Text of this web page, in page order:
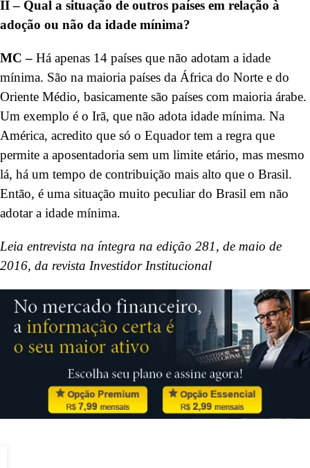
II – Qual a situação de outros países em relação à
adoção ou não da idade mínima?
MC – Há apenas 14 países que não adotam a idade
mínima. São na maioria países da África do Norte e do
Oriente Médio, basicamente são países com maioria árabe.
Um exemplo é o Irã, que não adota idade mínima. Na
América, acredito que só o Equador tem a regra que
permite a aposentadoria sem um limite etário, mas mesmo
lá, há um tempo de contribuição mais alto que o Brasil.
Então, é uma situação muito peculiar do Brasil em não
adotar a idade mínima.
Leia entrevista na íntegra na edição 281, de maio de
2016, da revista Investidor Institucional